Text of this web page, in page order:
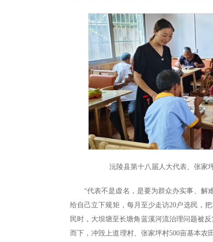
沅陵县第十八届人大代表、张家
“代表不是虚名，是要为群众办实事、解
给自己立下规矩，每月至少走访20户选民，
民时，大坝塘至长塘角蓝溪河流治理问题被
而下，冲毁上道理村、张家坪村500亩基本农